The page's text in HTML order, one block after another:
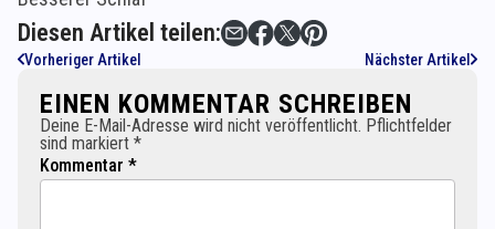
Diesen Artikel teilen:
Vorheriger Artikel Nächster Artikel
EINEN KOMMENTAR SCHREIBEN
Deine E-Mail-Adresse wird nicht veröffentlicht. Pflichtfelder
sind markiert *
Kommentar *